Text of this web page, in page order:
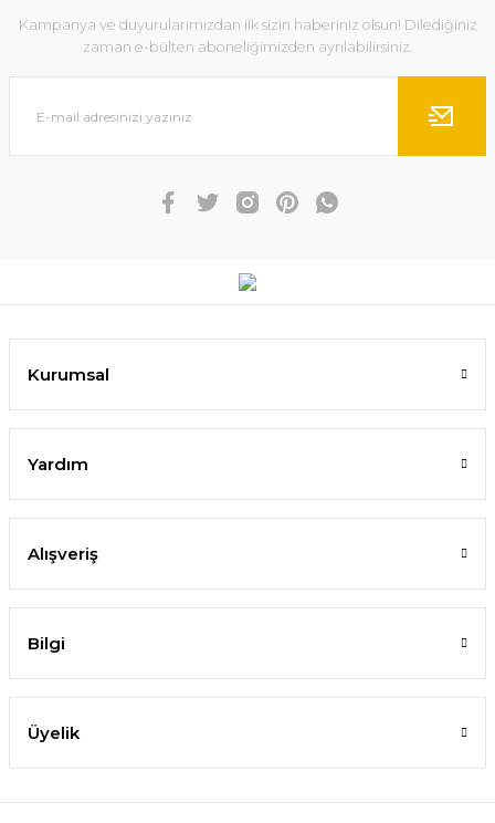
Kampanya ve duyurularımızdan ilk sizin haberiniz olsun! Dilediğiniz
zaman e-bülten aboneliğimizden ayrılabilirsiniz.
Kurumsal
Yardım
Alışveriş
Bilgi
Üyelik